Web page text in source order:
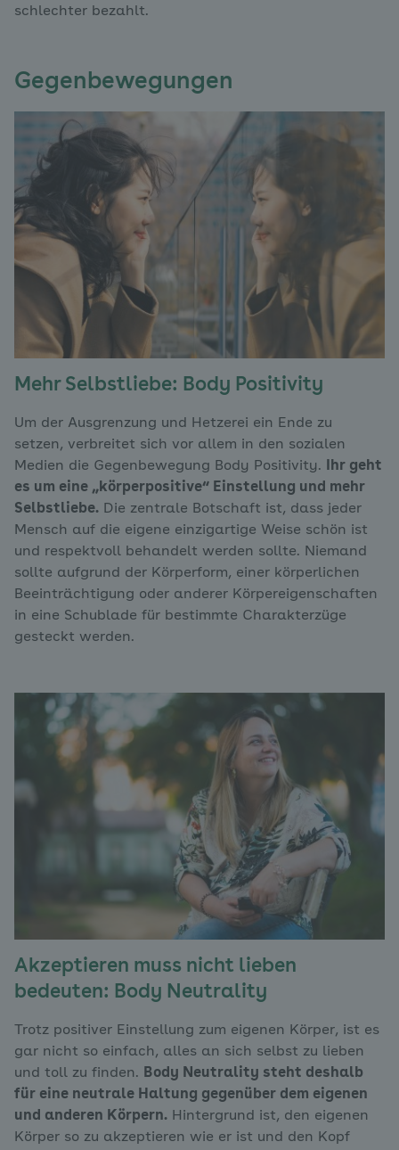
schlechter bezahlt.
Gegenbewegungen
Mehr Selbstliebe: Body Positivity
Um der Ausgrenzung und Hetzerei ein Ende zu
setzen, verbreitet sich vor allem in den sozialen
Medien die Gegenbewegung Body Positivity. Ihr geht
es um eine „körperpositive“ Einstellung und mehr
Selbstliebe. Die zentrale Botschaft ist, dass jeder
Mensch auf die eigene einzigartige Weise schön ist
und respektvoll behandelt werden sollte. Niemand
sollte aufgrund der Körperform, einer körperlichen
Beeinträchtigung oder anderer Körpereigenschaften
in eine Schublade für bestimmte Charakterzüge
gesteckt werden.
Akzeptieren muss nicht lieben
bedeuten: Body Neutrality
Trotz positiver Einstellung zum eigenen Körper, ist es
gar nicht so einfach, alles an sich selbst zu lieben
und toll zu finden. Body Neutrality steht deshalb
für eine neutrale Haltung gegenüber dem eigenen
und anderen Körpern. Hintergrund ist, den eigenen
Körper so zu akzeptieren wie er ist und den Kopf